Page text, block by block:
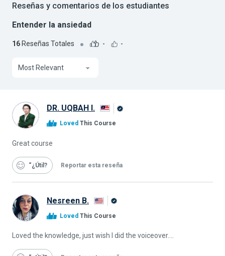
Reseñas y comentarios de los estudiantes
Entender la ansiedad
16 Reseñas Totales - -
Most Relevant
DR. UQBAH I.
Loved This Course
Great course
“¿Útil Reportar esta reseña
Nesreen B.
Alison
Loved This Course
Loved the knowledge, just wish I did the voiceover....